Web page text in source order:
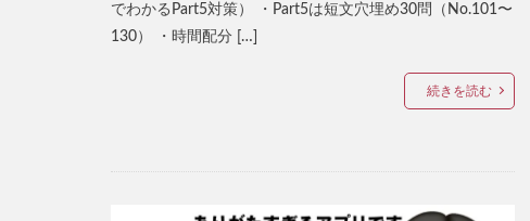
でわかるPart5対策） ・Part5は短文穴埋め30問（No.101〜
130） ・時間配分 […]
続きを読む